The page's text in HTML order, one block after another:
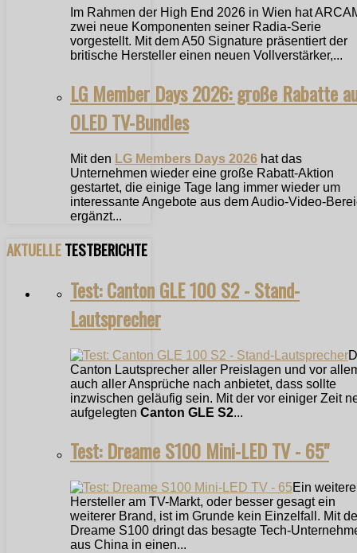
Im Rahmen der High End 2026 in Wien hat
zwei neue Komponenten seiner Radia-Serie
vorgestellt. Mit dem A50 Signature präsentiert der
britische Hersteller einen neuen Vollverstärker,...
LG Member Days 2026: große Rabatte
OLED TV-Bundles
Mit den LG Members Days 2026 hat das
Unternehmen wieder eine große Rabatt-Aktion
gestartet, die einige Tage lang immer wieder um
interessante Angebote aus dem Audio-Video-
ergänzt...
AKTUELLETESTBERICHTE
Test: Canton GLE 100 S2 - Stand-
Lautsprecher
Canton Lautsprecher aller Preislagen und vor
auch aller Ansprüche nach anbietet, dass sollte
inzwischen geläufig sein. Mit der vor einiger Zeit
aufgelegten Canton GLE S2...
Test: Dreame S100 Mini-LED TV - 65"
Ein
Hersteller am TV-Markt, oder besser gesagt ein
weiterer Brand, ist im Grunde kein Einzelfall. Mit
Dreame S100 dringt das besagte Tech-
aus China in einen...